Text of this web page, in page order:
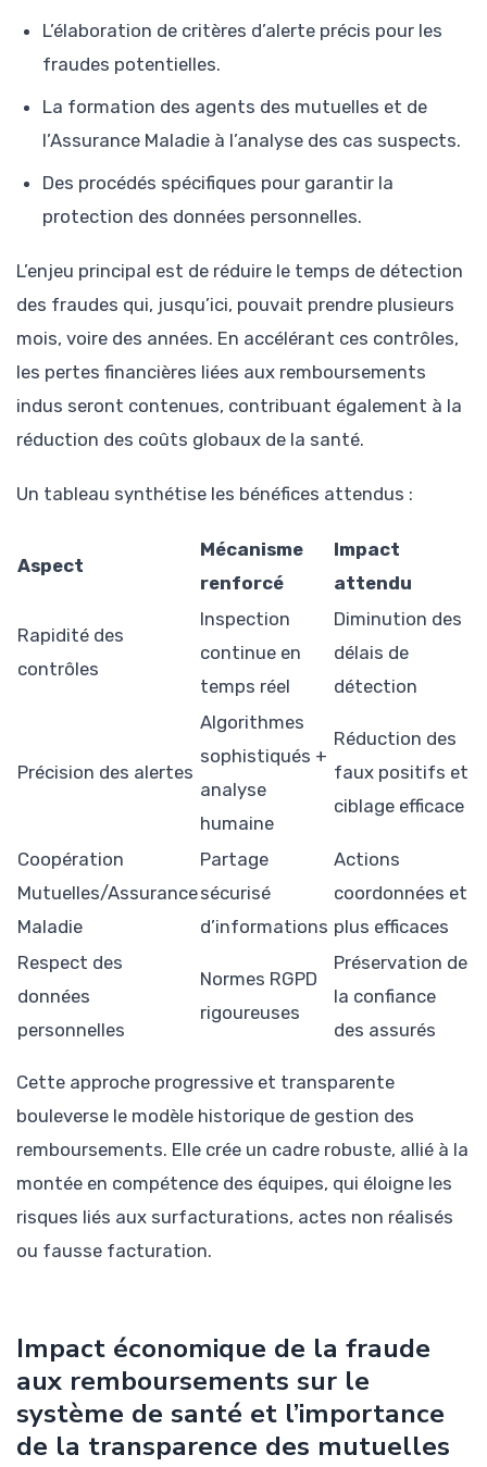
L’élaboration de critères d’alerte précis pour les
fraudes potentielles.
La formation des agents des mutuelles et de
l’Assurance Maladie à l’analyse des cas suspects.
Des procédés spécifiques pour garantir la
protection des données personnelles.
L’enjeu principal est de réduire le temps de détection
des fraudes qui, jusqu’ici, pouvait prendre plusieurs
mois, voire des années. En accélérant ces contrôles,
les pertes financières liées aux remboursements
indus seront contenues, contribuant également à la
réduction des coûts globaux de la santé.
Un tableau synthétise les bénéfices attendus :
Aspect
Mécanisme
renforcé
Impact
attendu
Rapidité des
contrôles
Inspection
continue en
temps réel
Diminution des
délais de
détection
Précision des alertes
Algorithmes
sophistiqués +
analyse
humaine
Réduction des
faux positifs et
ciblage efficace
Coopération
Mutuelles/Assurance
Maladie
Partage
sécurisé
d’informations
Actions
coordonnées et
plus efficaces
Respect des
données
personnelles
Normes RGPD
rigoureuses
Préservation de
la confiance
des assurés
Cette approche progressive et transparente
bouleverse le modèle historique de gestion des
remboursements. Elle crée un cadre robuste, allié à la
montée en compétence des équipes, qui éloigne les
risques liés aux surfacturations, actes non réalisés
ou fausse facturation.
Impact économique de la fraude
aux remboursements sur le
système de santé et l’importance
de la transparence des mutuelles